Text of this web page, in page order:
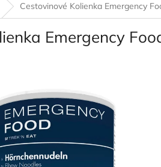
Cestovinové Kolienka Emergency
Emergency